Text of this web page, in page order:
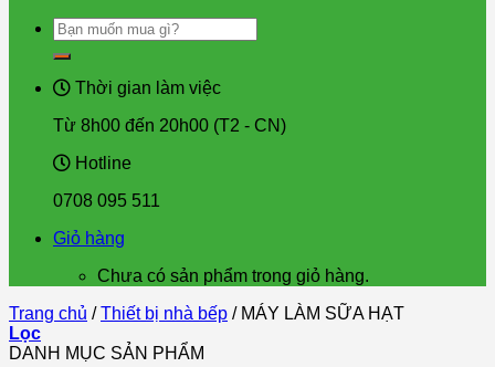
Tìm
kiếm:
Thời gian làm việc
Từ 8h00 đến 20h00 (T2 - CN)
Hotline
0708 095 511
Giỏ hàng
Chưa có sản phẩm trong giỏ hàng.
Trang chủ / Thiết bị nhà bếp /MÁY LÀM SỮA HẠT
Lọc
DANH MỤC SẢN PHẨM